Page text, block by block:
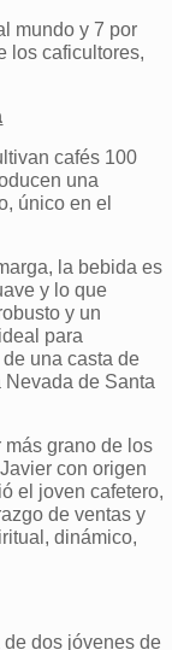
mundo y 7 por
los caficultores,
cafés 100
una
único en el
la bebida es
y lo que
y un
para
una casta de
de Santa
más grano de los
con origen
el joven cafetero,
de ventas y
dinámico,
dos jóvenes de